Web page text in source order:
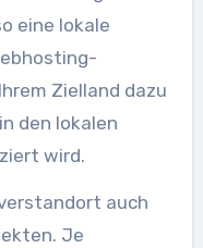
eine lokale
Zielland dazu
den lokalen
wird.
auch
Je